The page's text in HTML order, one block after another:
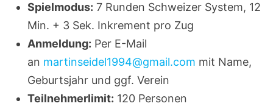
Spielmodus: 7 Runden Schweizer System, 12
Min. + 3 Sek. Inkrement pro Zug
Anmeldung: Per E-Mail
an martinseidel1994@gmail.com mit Name,
Geburtsjahr und ggf. Verein
Teilnehmerlimit: 120 Personen